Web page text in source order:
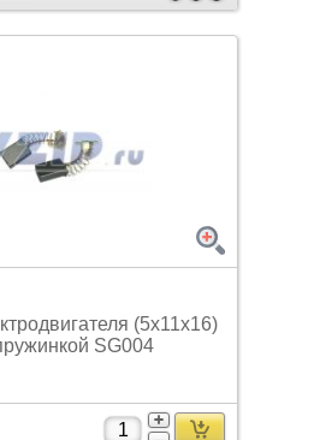
(5х11х16)
SG004